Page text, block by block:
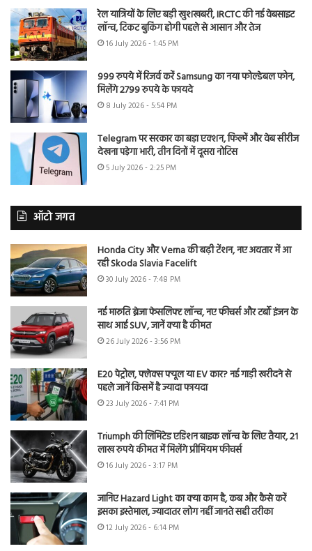
रेल यात्रियों के लिए बड़ी खुशखबरी, IRCTC की नई वेबसाइट
लॉन्च, टिकट बुकिंग होगी पहले से आसान और तेज
16 July 2026 - 1:45 PM
999 रुपये में रिजर्व करें Samsung का नया फोल्डेबल फोन,
मिलेंगे 2799 रुपये के फायदे
8 July 2026 - 5:54 PM
Telegram पर सरकार का बड़ा एक्शन, फिल्में और वेब सीरीज
देखना पड़ेगा भारी, तीन दिनों में दूसरा नोटिस
5 July 2026 - 2:25 PM
ऑटो जगत
Honda City और Verna की बढ़ी टेंशन, नए अवतार में आ
रही Skoda Slavia Facelift
30 July 2026 - 7:48 PM
नई मारुति ब्रेजा फेसलिफ्ट लॉन्च, नए फीचर्स और टर्बो इंजन के
साथ आई SUV, जानें क्या है कीमत
26 July 2026 - 3:56 PM
E20 पेट्रोल, फ्लेक्स फ्यूल या EV कार? नई गाड़ी खरीदने से
पहले जानें किसमें है ज्यादा फायदा
23 July 2026 - 7:41 PM
Triumph की लिमिटेड एडिशन बाइक लॉन्च के लिए तैयार, 21
लाख रुपये कीमत में मिलेंगे प्रीमियम फीचर्स
16 July 2026 - 3:17 PM
जानिए Hazard Light का क्या काम है, कब और कैसे करें
इसका इस्तेमाल, ज्यादातर लोग नहीं जानते सही तरीका
12 July 2026 - 6:14 PM